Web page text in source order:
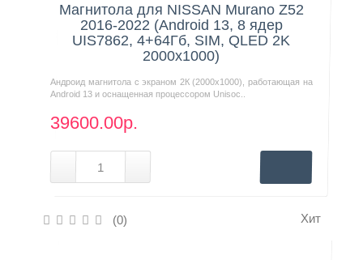
Магнитола для NISSAN Murano Z52
2016-2022 (Android 13, 8 ядер
UIS7862, 4+64Гб, SIM, QLED 2K
2000x1000)
Андроид магнитола с экраном 2К (2000х1000), работающая на
Android 13 и оснащенная процессором Unisoc..
39600.00р.
(0) Хит